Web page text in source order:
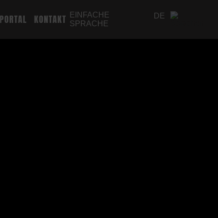
KONTAKT
EINFACHE
SPRACHE
DE